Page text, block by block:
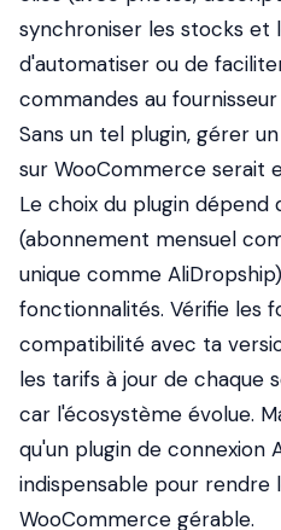
synchroniser les stocks et
d'automatiser ou de
commandes au
Sans un tel plugin, gérer
sur WooCommerce serait
Le choix du plugin dépend
(abonnement mensuel
unique comme
fonctionnalités. Vérifie les
compatibilité avec ta
les tarifs à jour de chaque
car l'écosystème évolue.
qu'un plugin de connexion
indispensable pour rendre
WooCommerce gérable.